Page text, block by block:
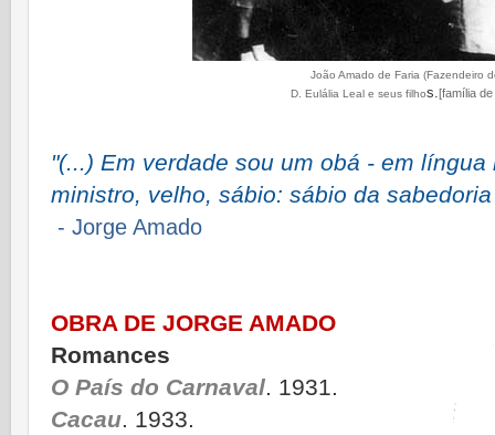
João Amado de Faria (Fazendeiro
D. Eulália Leal e seus filhos.[família
"(...) Em verdade sou um obá - em
ministro, velho, sábio: sábio da
- Jorge Amado
OBRA DE JORGE AMADO
Romances
O País do Carnaval. 1931.
Cacau. 1933.